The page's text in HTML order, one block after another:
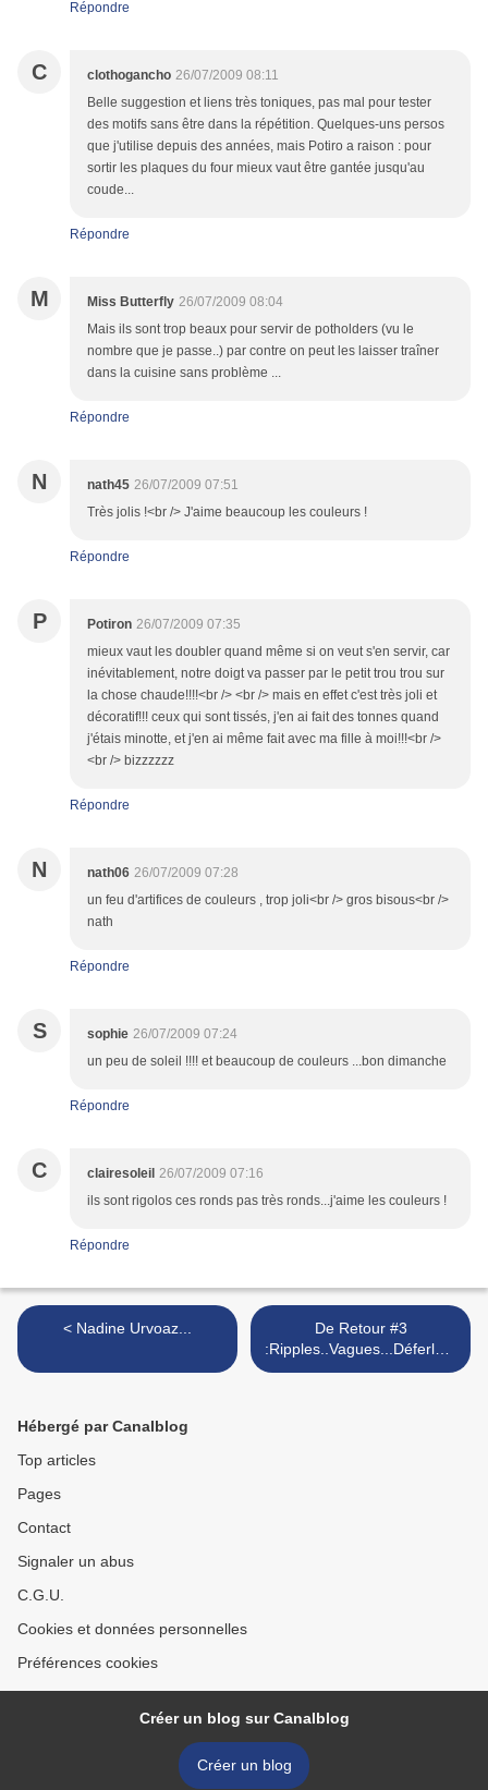
Répondre
C clothogancho 26/07/2009 08:11
Belle suggestion et liens très toniques, pas mal pour tester
des motifs sans être dans la répétition. Quelques-uns persos
que j'utilise depuis des années, mais Potiro a raison : pour
sortir les plaques du four mieux vaut être gantée jusqu'au
coude...
Répondre
M Miss Butterfly 26/07/2009 08:04
Mais ils sont trop beaux pour servir de potholders (vu le
nombre que je passe..) par contre on peut les laisser traîner
dans la cuisine sans problème ...
Répondre
N nath45 26/07/2009 07:51
Très jolis !<br /> J'aime beaucoup les couleurs !
Répondre
P Potiron 26/07/2009 07:35
mieux vaut les doubler quand même si on veut s'en servir, car
inévitablement, notre doigt va passer par le petit trou trou sur
la chose chaude!!!!<br /> <br /> mais en effet c'est très joli et
décoratif!!! ceux qui sont tissés, j'en ai fait des tonnes quand
j'étais minotte, et j'en ai même fait avec ma fille à moi!!!<br />
<br /> bizzzzzz
Répondre
N nath06 26/07/2009 07:28
un feu d'artifices de couleurs , trop joli<br /> gros bisous<br />
nath
Répondre
S sophie 26/07/2009 07:24
un peu de soleil !!!! et beaucoup de couleurs ...bon dimanche
Répondre
C clairesoleil 26/07/2009 07:16
ils sont rigolos ces ronds pas très ronds...j'aime les couleurs !
Répondre
< Nadine Urvoaz...
De Retour #3
:Ripples..Vagues...Déferlant
es.. >
Hébergé par Canalblog
Top articles
Pages
Contact
Signaler un abus
C.G.U.
Cookies et données personnelles
Préférences cookies
Créer un blog sur Canalblog
Créer un blog